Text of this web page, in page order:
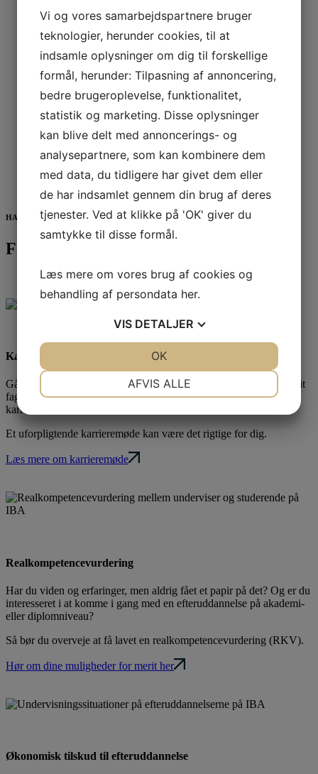
Virksomheden og certificeringer, rapportering og
dokumentation
5 ECTS
Virksomhedens sociale ansvarlighed
Valgfag
5 ECTS
Bæredygtigt indkøb
5 ECTS
Livscyklusanalyser
Afgangsprojekt
15 ECTS
Afgangsprojekt
HAR VI VÆKKET DIN INTERESSE?
Få mere information
Karrieremøde & uddannelsesplan
Går du med drømme om uddannelse eller opgradering inden for dit
fag? Eller har du lyst til et brancheskifte, jobskifte eller en helt ny
karriere?
Et uforpligtende karrieremøde kan være det rigtige for dig.
Læs mere om karrieremøde
Realkompetence­vurdering
Har du viden og erfaringer, men aldrig fået et papir på det? Og er du
interesseret i at komme i gang med en efteruddannelse på akademi-
eller diplomniveau?
Så bør du overveje at få lavet en realkompetencevurdering (RKV).
Hør om dine muligheder for merit her
Økonomisk tilskud til efteruddannelse
Vi og vores samarbejdspartnere bruger
teknologier, herunder cookies, til at
indsamle oplysninger om dig til forskellige
formål, herunder: Tilpasning af annoncering,
bedre brugeroplevelse, funktionalitet,
statistik og marketing. Disse oplysninger
kan blive delt med annoncerings- og
analysepartnere, som kan kombinere dem
med data, du tidligere har givet dem eller
de har indsamlet gennem din brug af deres
tjenester. Ved at klikke på 'OK' giver du
samtykke til disse formål.
Læs mere om vores brug af cookies og
behandling af persondata her.
VIS DETALJER
MARKETING STATISTIK
AFVIS ALLE
OK